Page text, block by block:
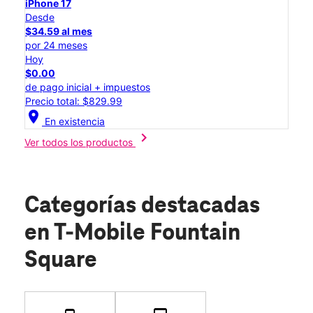
iPhone 17
Desde
$34.59 al mes
por 24 meses
Hoy
$0.00
de pago inicial + impuestos
Precio total: $829.99
location_on En existencia
Ver todos los productos
chevron_right
Categorías destacadas
en T-Mobile Fountain
Square